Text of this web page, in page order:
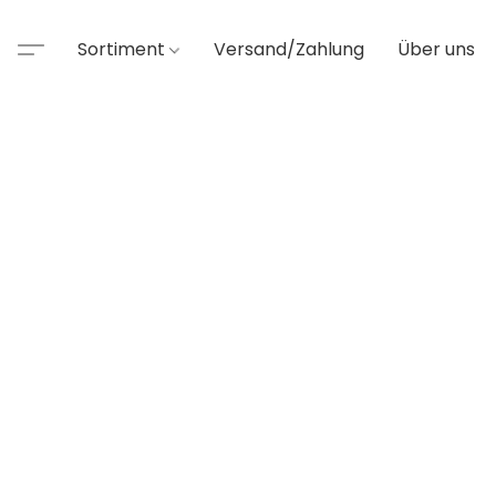
Sortiment Versand/Zahlung Über uns